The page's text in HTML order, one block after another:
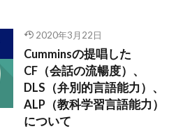
2020年3月22日
Cumminsの提唱した
CF（会話の流暢度）、
DLS（弁別的言語能力）、
ALP（教科学習言語能力）
について